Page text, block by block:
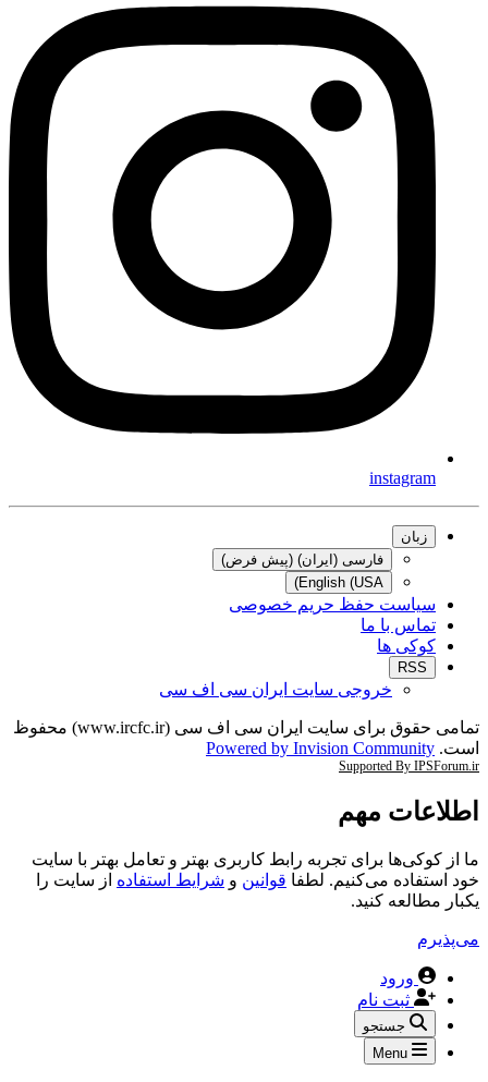
instagram
زبان
فارسی (ایران) (پیش فرض)
English (USA)
سیاست حفظ حریم خصوصی
تماس با ما
کوکی ها
RSS
خروجی سایت ایران سی اف سی
تمامی حقوق برای سایت ایران سی اف سی (www.ircfc.ir) محفوظ
است. Powered by Invision Community
Supported By IPSForum.ir
اطلاعات مهم
ما از کوکی‌ها برای تجربه رابط کاربری بهتر و تعامل بهتر با سایت
خود استفاده می‌کنیم. لطفا قوانین و شرایط استفاده از سایت را
یکبار مطالعه کنید.
می‌پذیرم
ورود
ثبت نام
جستجو
Menu